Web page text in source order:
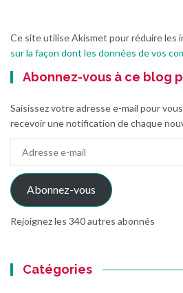
Ce site utilise Akismet pour réduire les
sur la façon dont les données de vos
Abonnez-vous à ce blog
Saisissez votre adresse e-mail pour
recevoir une notification de chaque
mail
Abonnez-vous
Rejoignez les 340 autres abonnés
Catégories